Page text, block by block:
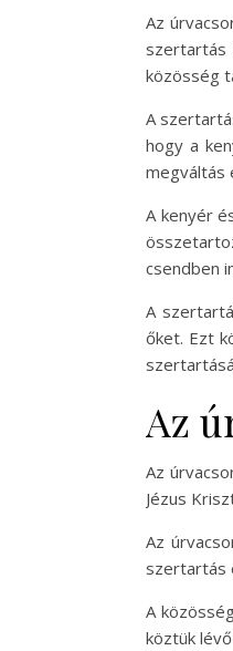
Az
közösség
A
hogy a
megváltás
A kenyér
csendben
A
őket. Ezt
Az
Az
Jézus
Az
szertartás
A
köztük